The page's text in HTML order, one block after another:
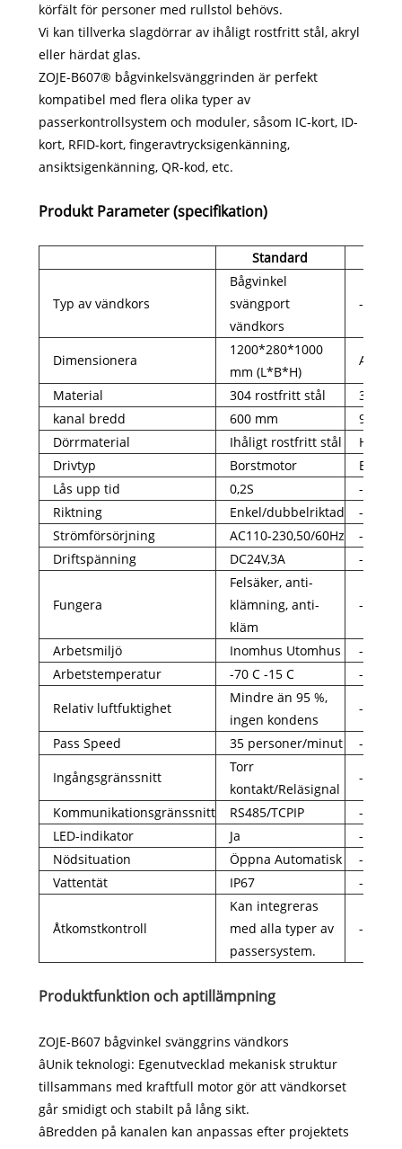
körfält för personer med rullstol behövs.
Vi kan tillverka slagdörrar av ihåligt rostfritt stål, akryl
eller härdat glas.
ZOJE-B607® bågvinkelsvänggrinden är perfekt
kompatibel med flera olika typer av
passerkontrollsystem och moduler, såsom IC-kort, ID-
kort, RFID-kort, fingeravtrycksigenkänning,
ansiktsigenkänning, QR-kod, etc.
Produkt Parameter (specifikation)
Standard
Typ av vändkors
Bågvinkel
svängport
vändkors
-
Dimensionera
1200*280*1000
mm (L*B*H)
Material 304 rostfritt stål
316
kanal bredd
600 mm
900
Dörrmaterial
Ihåligt rostfritt stål
Drivtyp
Borstmotor
Lås upp tid
0,2S
-
Riktning
Enkel/dubbelriktad
-
Strömförsörjning
AC110-230,50/60Hz
-
Driftspänning
DC24V,3A -
Fungera
Felsäker, anti-
klämning, anti-
kläm
-
Arbetsmiljö Inomhus Utomhus
-
Arbetstemperatur
-70 C -15 C
-
Relativ luftfuktighet
Mindre än 95 %,
ingen kondens
-
Pass Speed 35 personer/minut
-
Ingångsgränssnitt
Torr
kontakt/Reläsignal
-
Kommunikationsgränssnitt RS485/TCPIP
-
LED-indikator
Ja
-
Nödsituation
Öppna Automatisk
-
Vattentät
IP67 -
Åtkomstkontroll
Kan integreras
med alla typer av
passersystem.
-
Produktfunktion och aptillämpning
ZOJE-B607 bågvinkel svänggrins vändkors
âUnik teknologi: Egenutvecklad mekanisk struktur
tillsammans med kraftfull motor gör att vändkorset
går smidigt och stabilt på lång sikt.
âBredden på kanalen kan anpassas efter projektets